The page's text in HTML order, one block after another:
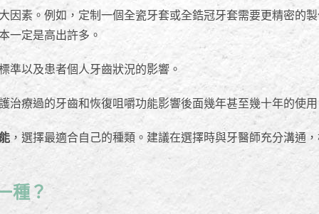
因素。例如，定制一個全瓷牙套或全鋯冠牙套需要更精密的
一定是高出許多。
準以及患者個人牙齒狀況的影響。
治療過的牙齒和恢復咀嚼功能影響後面幾年甚至幾十年的使
，選擇最適合自己的種類。建議在選擇時與牙醫師充分溝通
種？